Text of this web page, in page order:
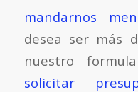
mandarnos
desea ser más
nuestro
solicitar